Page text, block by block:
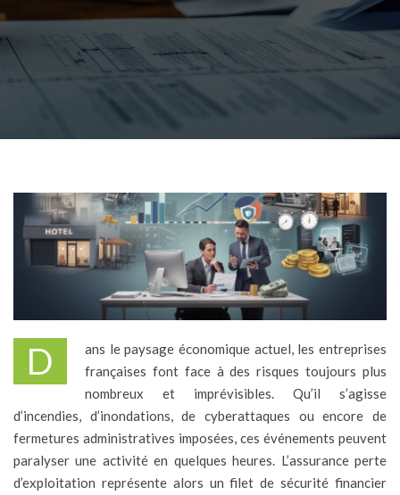
Dans le paysage économique actuel, les entreprises
françaises font face à des risques toujours plus
nombreux et imprévisibles. Qu’il s’agisse
d’incendies, d’inondations, de cyberattaques ou encore de
fermetures administratives imposées, ces événements peuvent
paralyser une activité en quelques heures. L’assurance perte
d’exploitation représente alors un filet de sécurité financier